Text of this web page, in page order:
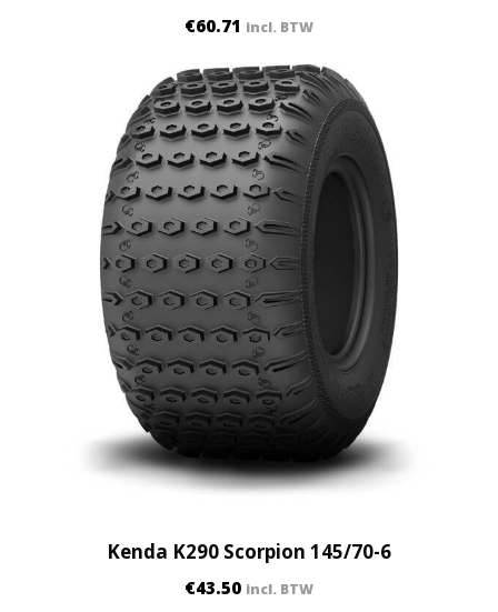
€60.71 incl. BTW
Kenda K290 Scorpion 145/70-6
€43.50 incl. BTW